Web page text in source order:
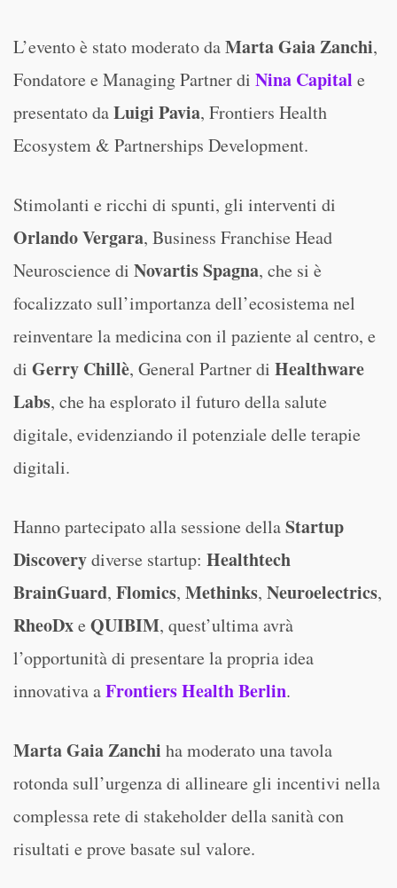
L’evento è stato moderato daMarta Gaia Zanchi,
Fondatore e Managing Partner di Nina Capital e
presentato daLuigi Pavia, Frontiers Health
Ecosystem & Partnerships Development.
Stimolanti e ricchi di spunti, gli interventi di
Orlando Vergara, Business Franchise Head
Neuroscience di Novartis Spagna, che si è
focalizzato sull’importanza dell’ecosistema nel
reinventare la medicina con il paziente al centro, e
di Gerry Chillè, General Partner di Healthware
Labs, che ha esplorato il futuro della salute
digitale, evidenziando il potenziale delle terapie
digitali.
Hanno partecipato alla sessione dellaStartup
Discoverydiverse startup: Healthtech
BrainGuard, Flomics, Methinks, Neuroelectrics,
RheoDxe QUIBIM, quest’ultima avrà
l’opportunità di presentare la propria idea
innovativa aFrontiers Health Berlin.
Marta Gaia Zanchi ha moderato una tavola
rotonda sull’urgenza di allineare gli incentivi nella
complessa rete di stakeholder della sanità con
risultati e prove basate sul valore.